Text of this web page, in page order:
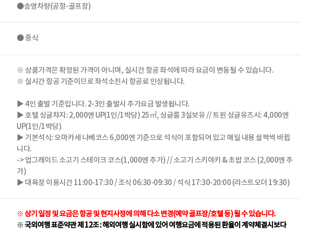
●송영차량(공항-골프장)
● 중식
※ 상품가격은 확정된 가격이 아니며, 실시간 항공 좌석에 따라 요금이 변동될 수 있습니다.
※ 실시간 항공 기준이므로 좌석소진시 항공료 인상됩니다.
▶ 4인 출발 기준입니다. 2-3인 출발시 추가요금 발생됩니다.
▶ 호텔 싱글챠지: 2,000엔 UP(1인/1박당) 25㎡, 싱글룸 3실보유 // 트윈 싱글유즈시: 4,000엔
UP(1인/1박당)
▶ 기본석식: 오마카세 나베코스 6,000엔 기준으로 석식이 포함되어 있고 매일 내용 살짝씩 바뀝
니다.
-> 업그레이드 소고기 스테이크 코스(1,000엔 추가) // 소고기 스키야키 & 초밥 코스 (2,000엔 추
가)
▶ 대욕장 이용시간 11:00-17:30 / 조식 06:30-09:30 / 석식 17:30-20:00 (라스트오더 19:30)
※ 상기 일정 및 요금은 항공 및 현지사정에 의해 다소 변경(예약 골프장/호텔 등) 될 수 있습니다.
※ 국외여행 표준약관 제 12조 : 해외여행 실시함에 있어 여행요금에 적용된 환율이 계약체결시보다